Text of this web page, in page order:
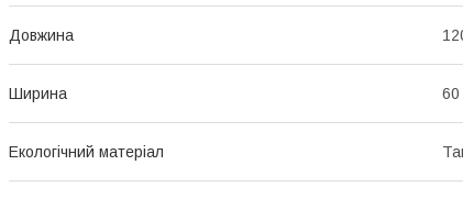
Довжина
Ширина
Екологічний матеріал